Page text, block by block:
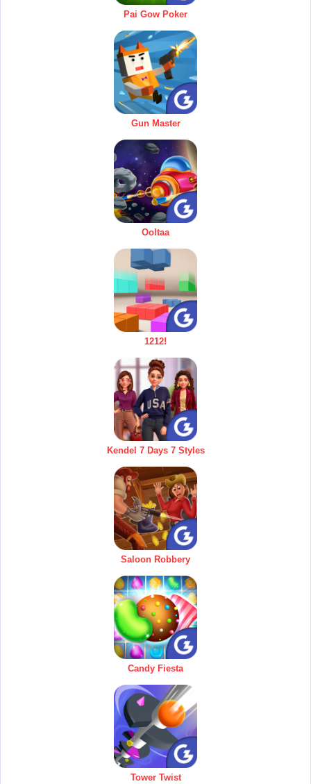
Pai Gow Poker
Gun Master
Ooltaa
1212!
Kendel 7 Days 7 Styles
Saloon Robbery
Candy Fiesta
Tower Twist